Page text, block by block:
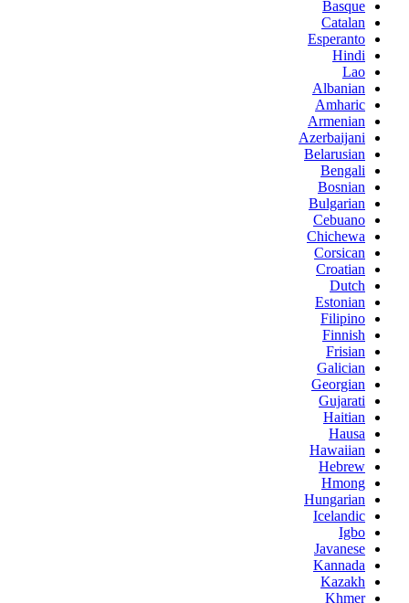
Basque
Catalan
Esperanto
Hindi
Lao
Albanian
Amharic
Armenian
Azerbaijani
Belarusian
Bengali
Bosnian
Bulgarian
Cebuano
Chichewa
Corsican
Croatian
Dutch
Estonian
Filipino
Finnish
Frisian
Galician
Georgian
Gujarati
Haitian
Hausa
Hawaiian
Hebrew
Hmong
Hungarian
Icelandic
Igbo
Javanese
Kannada
Kazakh
Khmer